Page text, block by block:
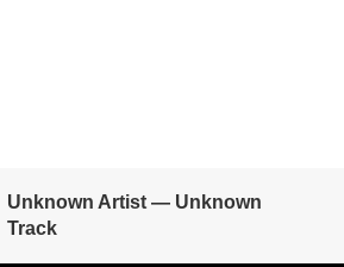
Unknown Artist — Unknown
Track